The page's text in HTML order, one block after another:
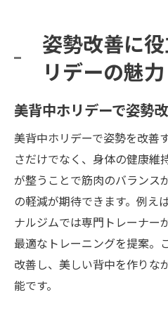
姿勢改善に
リデーの魅力
美背中ホリデーで姿勢
美背中ホリデーで姿勢を改善
さだけでなく、身体の健康維
が整うことで筋肉のバランス
の軽減が期待できます。例え
ナルジムでは専門トレーナー
最適なトレーニングを提案。
改善し、美しい背中を作りな
能です。